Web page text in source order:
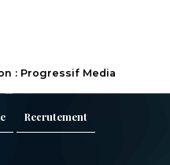
: Progressif Media
Recrutement